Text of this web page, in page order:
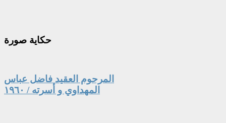
حكاية صورة
المرحوم العقيد فاضل عباس
المهداوي و أسرته / ١٩٦٠